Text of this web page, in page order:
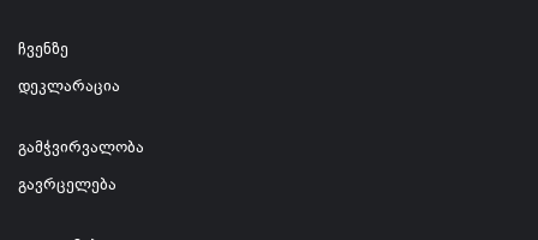
ჩვენზე
დეკლარაცია
გამჭვირვალობა
გავრცელება